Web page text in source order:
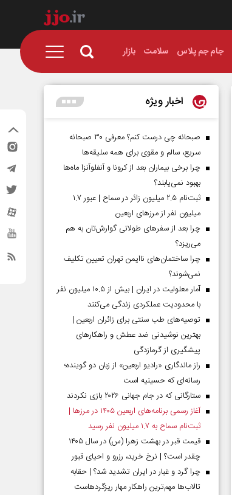
جام جم پلاس سلامت بازار
اخبار ویژه
صبحانه چی درست کنم؟ معرفی ۳۰ صبحانه
سریع، سالم و مقوی برای همه سلیقه‌ها
چرا برخی بیماران بعد از کرونا و آنفلوآنزا ماه‌ها
بهبود نمی‌یابند؟
ثبت‌نام ۲.۵ میلیون زائر در سماح | عبور ۱.۷
میلیون نفر از مرز‌های اربعین
چرا بعد از سفرهای طولانی گوارش‌تان به هم
می‌ریزد؟
چرا ساختمان‌های ناایمن تهران تعیین تکلیف
نمی‌شوند؟
آمار معلولیت در ایران | بیش از ۱۰.۵ میلیون نفر
با محدودیت عملکردی زندگی می‌کنند
توصیه‌های طب سنتی برای زائران اربعین |
بهترین نوشیدنی ضد عطش و راهکارهای
پیشگیری از گرمازدگی
راز ماندگاری «رادیو اربعین» از زبان دو گوینده؛
رسانه‌ای که حسینیه است
ستارگانی که در جام جهانی ۲۰۲۶ بازی نکردند
آغاز رسمی برنامه‌های اربعین ۱۴۰۵ در مرز‌ها |
ثبت‌نام سماح به ۱.۷ میلیون نفر رسید
قیمت قبر در بهشت زهرا (س) در سال ۱۴۰۵
چقدر است؟ | نرخ خرید، رزرو و احیای قبور
چرا گرد و غبار در ایران تشدید شد؟ | حقابه
تالاب‌ها مهم‌ترین راهکار مهار ریزگردهاست